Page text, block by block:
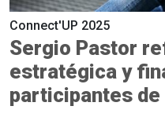
Connect'UP 2025
Sergio Pastor
estratégica y
participantes de